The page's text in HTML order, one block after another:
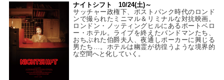
ナイトシフト 10/24(土)～
サッチャー政権下、ポストパンク時代のロンド
ンで撮られたミニマル＆リミナルな対抗映画。
ロンドン・ノッティングヒルにあるポートベロ
ー・ホテル。ライブを終えたバンドマンたち、
おちぶれた伯爵夫人、夜通しポーカーに興じる
男たち…。ホテルは幽霊が彷徨うような境界的
な空間へと化していく。